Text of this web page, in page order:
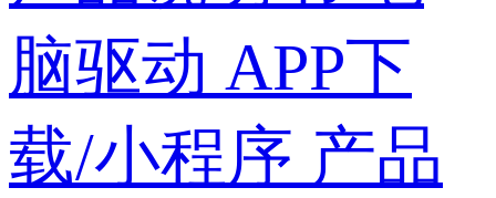
脑驱动 APP下
载/小程序 产品